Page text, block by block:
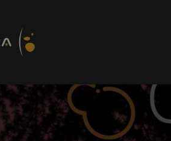
市
技术资源
支持与